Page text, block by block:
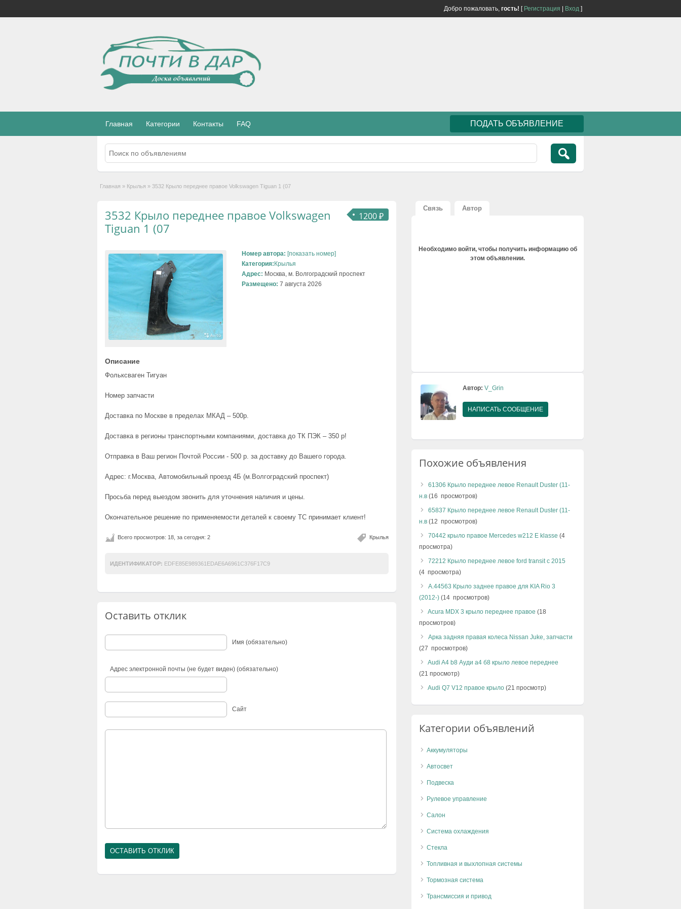
Добро пожаловать, гость! [ Регистрация Вход ]
Главная Категории Контакты FAQ ПОДАТЬ ОБЪЯВЛЕНИЕ
Главная » Крылья » 3532 Крыло переднее правое Volkswagen Tiguan 1 (07
1200 ₽
3532 Крыло переднее правое Volkswagen
Tiguan 1 (07
Номер автора: [показать номер]
Категория: Крылья
Адрес: Москва, м. Волгоградский проспект
Размещено: 7 августа 2026
Описание
Фольксваген Тигуан
Номер запчасти
Доставка по Москве в пределах МКАД – 500р.
Доставка в регионы транспортными компаниями, доставка до ТК ПЭК – 350 р!
Отправка в Ваш регион Почтой России - 500 р. за доставку до Вашего города.
Адрес: г.Москва, Автомобильный проезд 4Б (м.Волгоградский проспект)
Просьба перед выездом звонить для уточнения наличия и цены.
Окончательное решение по применяемости деталей к своему ТС принимает клиент!
Крылья
Всего просмотров: 18, за сегодня: 2
ИДЕНТИФИКАТОР: EDFE85E989361EDAE6A6961C376F17C9
Оставить отклик
Имя (обязательно)
Адрес электронной почты (не будет виден) (обязательно)
Сайт
Связь Автор
Необходимо войти, чтобы получить информацию об
этом объявлении.
Автор: V_Grin
НАПИСАТЬ СООБЩЕНИЕ
Похожие объявления
61306 Крыло переднее левое Renault Duster (11-
н.в (16 просмотров)
65837 Крыло переднее левое Renault Duster (11-
н.в (12 просмотров)
70442 крыло правое Mercedes w212 E klasse (4
просмотра)
72212 Крыло переднее левое ford transit с 2015
(4 просмотра)
А.44563 Крыло заднее правое для KIA Rio 3
(2012-) (14 просмотров)
Acura MDX 3 крыло переднее правое (18
просмотров)
Арка задняя правая колеса Nissan Juke, запчасти
(27 просмотров)
Audi A4 b8 Ауди а4 б8 крыло левое переднее
(21 просмотр)
Audi Q7 V12 правое крыло (21 просмотр)
Категории объявлений
Аккумуляторы
Автосвет
Подвеска
Рулевое управление
Салон
Система охлаждения
Стекла
Топливная и выхлопная системы
Тормозная система
Трансмиссия и привод